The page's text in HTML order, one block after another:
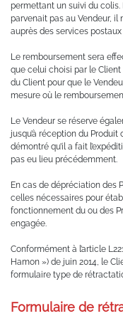
permettant un suivi du
parvenait pas au Vendeur,
auprès des services
Le remboursement sera
que celui choisi par le
du Client pour que le
mesure où le
Le Vendeur se réserve
jusqu’à réception du
démontré qu’il a fait
pas eu lieu précédemment.
En cas de dépréciation des
celles nécessaires pour
fonctionnement du ou des
engagée.
Conformément à l’article
Hamon ») de juin 2014, le
formulaire type de
Formulaire de